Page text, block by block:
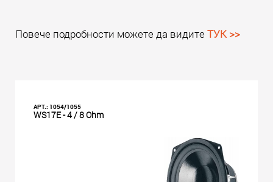
Повече подробности можете да видитеТУК >>
АРТ.: 1054/1055
WS17E - 4 / 8 Ohm